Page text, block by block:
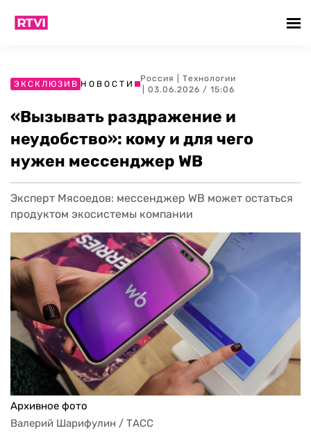
ЭКСКЛЮЗИВ НОВОСТИ
Россия
Технологии
| 03.06.2026 / 15:06
«Вызывать раздражение и
неудобство»: кому и для чего
нужен мессенджер WB
Эксперт Мясоедов: мессенджер WB может остаться
продуктом экосистемы компании
Архивное фото
Валерий Шарифулин / ТАСС